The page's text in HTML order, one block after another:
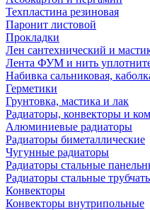
Техпластина резиновая
Паронит листовой
Прокладки
Лен сантехнический и
Лента ФУМ и нить
Набивка сальниковая,
Герметики
Грунтовка, мастика и лак
Радиаторы, конвекторы и
Алюминиевые радиаторы
Радиаторы биметаллические
Чугунные радиаторы
Радиаторы стальные
Радиаторы стальные
Конвекторы
Конвекторы внутрипольные